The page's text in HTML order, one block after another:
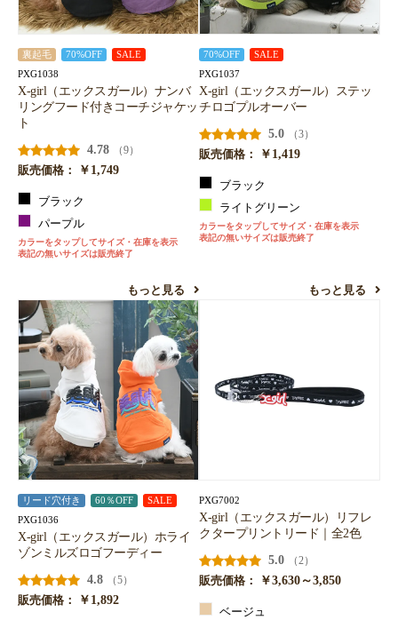
裏起毛 70%OFF SALE
PXG1038
X-girl（エックスガール）ナンバ
リングフード付きコーチジャケッ
ト
4.78
（9）
販売価格：
￥1,749
ブラック
パープル
カラーをタップしてサイズ・在庫を表示
表記の無いサイズは販売終了
もっと見る
70%OFF SALE
PXG1037
X-girl（エックスガール）ステッ
チロゴプルオーバー
5.0
（3）
販売価格：
￥1,419
ブラック
ライトグリーン
カラーをタップしてサイズ・在庫を表示
表記の無いサイズは販売終了
もっと見る
リード穴付き 60％OFF SALE
PXG1036
X-girl（エックスガール）ホライ
ゾンミルズロゴフーディー
4.8
（5）
販売価格：
￥1,892
PXG7002
X-girl（エックスガール）リフレ
クタープリントリード｜全2色
5.0
（2）
販売価格：
￥3,630～3,850
ベージュ
お買い物を続ける